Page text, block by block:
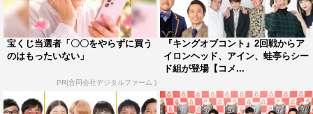
＜片桐仁の相方候補とユニット名＞
1組目
候補者：高木ひとみ〇（ぽんぽこ）
片桐とのユニット名：じん〇（じんまる）
2組目
宝くじ当選者「〇〇をやらずに買う
のはもったいない」
PR(合同会社デジタルファーム )
『キングオブコント』2回戦からア
イロンヘッド、アイン、蛙亭らシー
ド組が登場【コメ...